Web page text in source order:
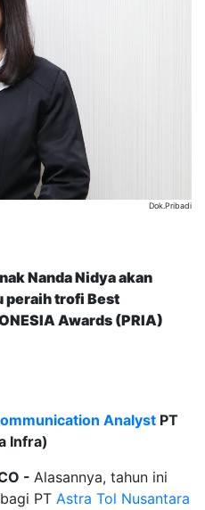
Dok.Pribadi
Nanda Nidya akan
peraih trofi Best
Awards (PRIA)
Analyst PT
Infra)
- Alasannya, tahun ini
PT Astra Tol Nusantara